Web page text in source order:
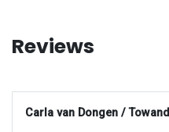
Reviews
Carla van Dongen /